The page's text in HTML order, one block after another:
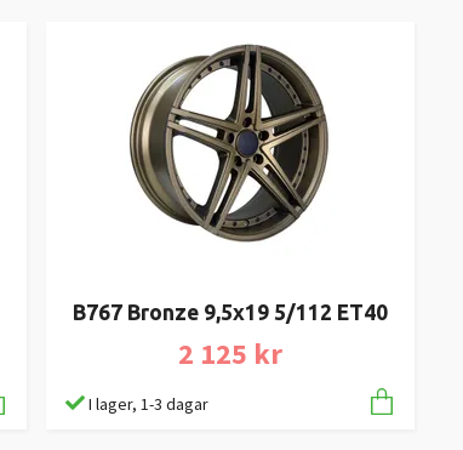
B767 Bronze 9,5x19 5/112 ET40
2 125 kr
I lager, 1-3 dagar